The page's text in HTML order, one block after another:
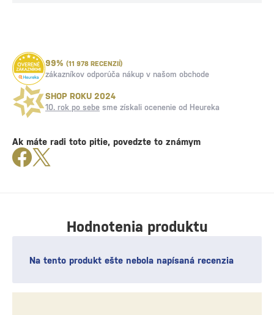
Hodnotenia produktu
Na tento produkt ešte nebola napísaná recenzia
99% (11 978 RECENZIÍ)
zákazníkov odporúča nákup v našom obchode
SHOP ROKU 2024
10. rok po sebe sme získali ocenenie od Heureka
Ak máte radi toto pitie, povedzte to známym